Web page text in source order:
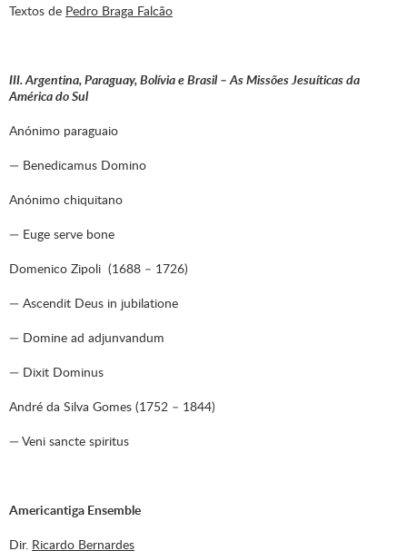
Textos de Pedro Braga Falcão
III. Argentina, Paraguay, Bolívia e Brasil – As Missões Jesuíticas da
América do Sul
Anónimo paraguaio
— Benedicamus Domino
Anónimo chiquitano
— Euge serve bone
Domenico Zipoli (1688 – 1726)
— Ascendit Deus in jubilatione
— Domine ad adjunvandum
— Dixit Dominus
André da Silva Gomes (1752 – 1844)
— Veni sancte spiritus
Americantiga Ensemble
Dir. Ricardo Bernardes